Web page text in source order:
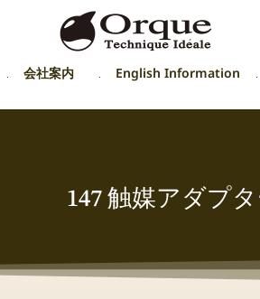
会社案内 English Information
147 触媒アダプ